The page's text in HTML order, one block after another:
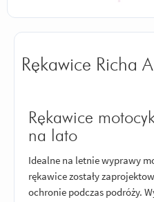
Rękawice Richa
Rękawice
na lato
Idealne na letnie wyprawy
rękawice zostały
ochronie podczas podróży.